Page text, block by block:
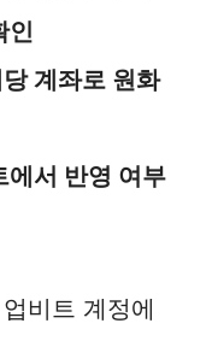
인
계좌로 원화
에서 반영 여부
비트 계정에